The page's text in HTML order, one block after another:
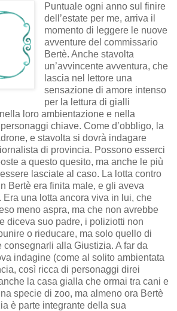
Puntuale ogni anno sul finire
dell’estate per me, arriva il
momento di leggere le nuove
avventure del commissario
Bertè. Anche stavolta
un’avvincente avventura, che
lascia nel lettore una
sensazione di amore intenso
per la lettura di gialli
loro ambientazione e nella
chiave. Come d’obbligo, la
e stavolta si dovrà indagare
di provincia. Possono esserci
a questo quesito, ma anche le più
lasciate al caso. La lotta contro
Bertè era finita male, e gli aveva
Era una lotta ancora viva in lui, che
meno aspra, ma che non avrebbe
diceva suo padre, i poliziotti non
o rieducare, ma solo quello di
alla Giustizia. A far da
indagine (come al solito ambientata
così ricca di personaggi direi
la casa gialla che ormai tra cani e
specie di zoo, ma almeno ora Bertè
è parte integrante della sua